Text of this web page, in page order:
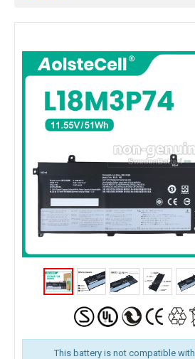
This battery is not compatible with